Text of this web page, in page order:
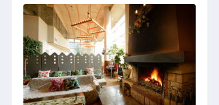
レストランサービス（寮費無料／賄
いあり／未経験歓迎）